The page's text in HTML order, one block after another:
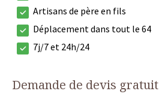
Artisans de père en fils
Déplacement dans tout le 64
7j/7 et 24h/24
Demande de devis gratuit